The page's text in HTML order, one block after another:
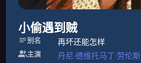
小偷遇到贼
别名 再坏还能怎样
主演 丹尼·德维托马丁·劳伦斯